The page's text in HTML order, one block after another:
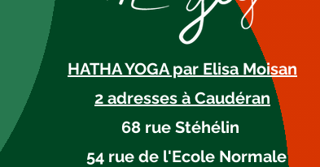
HATHA YOGA par Elisa Moisan
2 adresses à Caudéran
68 rue Stéhélin
54 rue de l'Ecole Normale